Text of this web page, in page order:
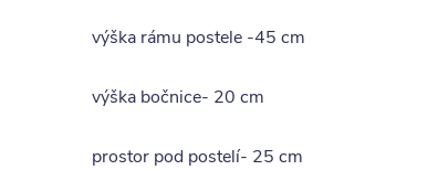
výška rámu postele -45 cm
výška bočnice- 20 cm
prostor pod postelí- 25 cm